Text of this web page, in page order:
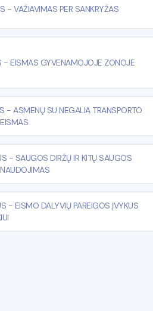
- VAŽIAVIMAS PER SANKRYŽAS
- EISMAS GYVENAMOJOJE ZONOJE
- ASMENŲ SU NEGALIA TRANSPORTO
- SAUGOS DIRŽŲ IR KITŲ SAUGOS
- EISMO DALYVIŲ PAREIGOS ĮVYKUS